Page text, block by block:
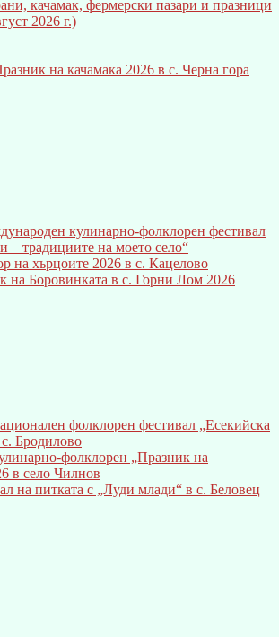
качамак, фермерски пазари и празници
2026 г.)
на качамака 2026 в с. Черна гора
кулинарно-фолклорен фестивал
– традициите на моето село“
на хърцоите 2026 в с. Кацелово
на Боровинката в с. Горни Лом 2026
фолклорен фестивал „Есекийска
Бродилово
фолклорен „Празник на
в село Чилнов
на питката с „Луди млади“ в с. Беловец